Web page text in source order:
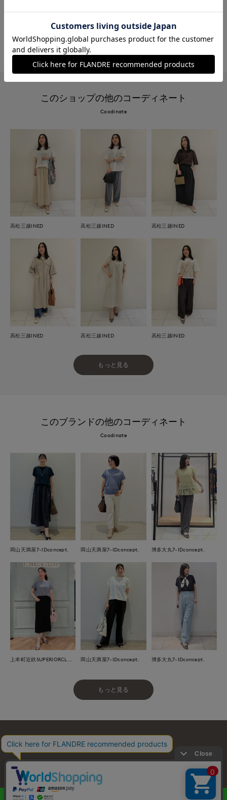
#テレワーク #リラックス #休日 #食事会
#ウォッシャブル #新作 #旅行
このショップの他のコーディネート
Coodinate
高松三越INED 高松三越INED 高松三越INED
高松三越INED 高松三越INED 高松三越INED
もっと見る
このブランドの他のコーディネート
Coodinate
岡山天満屋7-IDconcept. 岡山天満屋7-IDconcept. 博多大丸7-IDconcept.
岡山天満屋7-IDconcept. 博多大丸7-IDconcept.
もっと見る
お問い合わせ 利用規約 プライバシーポリシー
特定商取引・古物営業法に基づく表示